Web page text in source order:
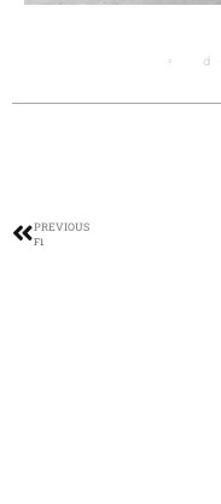
◦
PREVIOUS
F1